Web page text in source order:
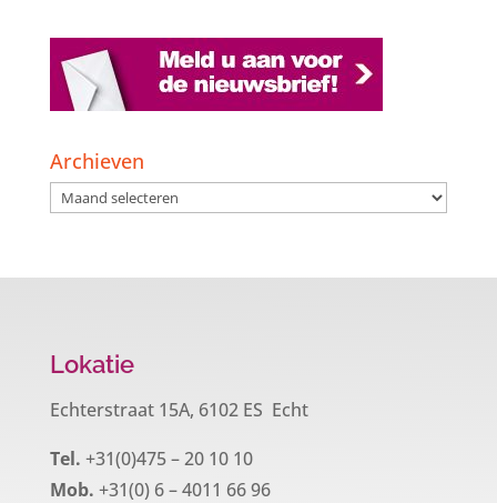
Archieven
Archieven
Lokatie
Echterstraat 15A, 6102 ES Echt
Tel. +31(0)475 – 20 10 10
Mob. +31(0) 6 – 4011 66 96